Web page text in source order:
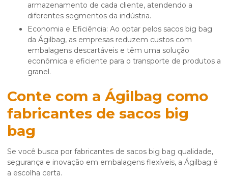
armazenamento de cada cliente, atendendo a
diferentes segmentos da indústria.
Economia e Eficiência: Ao optar pelos sacos big bag
da Ágilbag, as empresas reduzem custos com
embalagens descartáveis e têm uma solução
econômica e eficiente para o transporte de produtos a
granel.
Conte com a Ágilbag como
fabricantes de sacos big
bag
Se você busca por fabricantes de sacos big bag qualidade,
segurança e inovação em embalagens flexíveis, a Ágilbag é
a escolha certa.